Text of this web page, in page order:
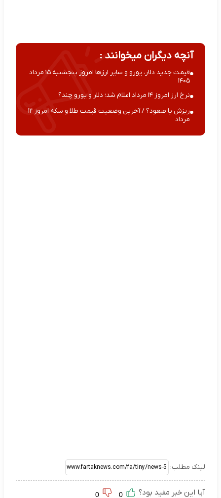
آنچه دیگران میخوانند :
قیمت جدید دلار، یورو و سایر ارزها امروز پنجشنبه ۱۵ مرداد
۱۴۰۵
نرخ ارز امروز ۱۴ مرداد اعلام شد؛ دلار و یورو چند؟
ریزش یا صعود؟ / آخرین وضعیت قیمت طلا و سکه امروز ۱۲
مرداد
لینک مطلب:
آیا این خبر مفید بود؟